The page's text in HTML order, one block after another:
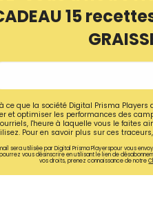
15
ce que la société Digital Prisma
et optimiser les performances des
l'heure à laquelle vous le faites
Pour en savoir plus sur ces
sera utilisée par Digital Prisma Playerspour vous
vous désinscrire en utilisant le lien de
vos droits, prenez connaissance de notre